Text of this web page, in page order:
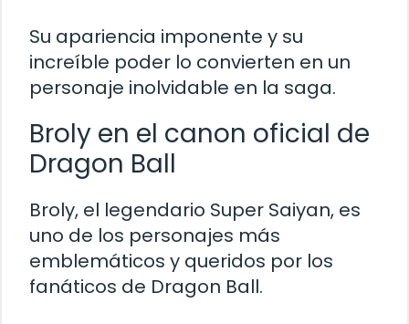
Su apariencia imponente y su
increíble poder lo convierten en un
personaje inolvidable en la saga.
Broly en el canon oficial de
Dragon Ball
Broly, el legendario Super Saiyan, es
uno de los personajes más
emblemáticos y queridos por los
fanáticos de Dragon Ball.